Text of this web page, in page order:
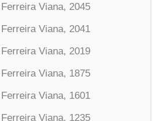
Viana, 2045
Viana, 2041
Viana, 2019
Viana, 1875
Viana, 1601
Viana, 1235